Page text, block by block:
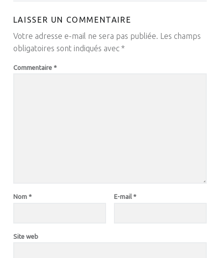
LAISSER UN COMMENTAIRE
Votre adresse e-mail ne sera pas publiée. Les champs
obligatoires sont indiqués avec *
Commentaire *
Nom * E-mail *
Site web